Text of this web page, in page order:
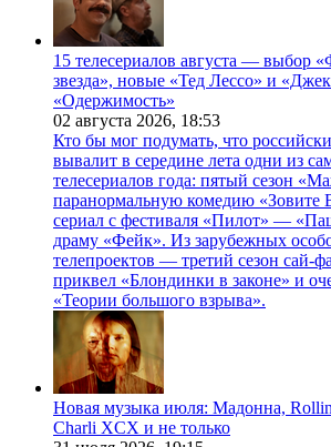
15 телесериалов августа — выбор
звезда», новые «Тед Лессо» и
«Одержимость»
02 августа 2026, 18:53
Кто бы мог подумать, что
вывалит в середине лета одни из
телесериалов года: пятый сезон
паранормальную комедию
сериал с фестиваля «Пилот» —
драму «Фейк». Из зарубежных
телепроектов — третий сезон сай-
приквел «Блондинки в законе» и
«Теории большого взрыва».
Новая музыка июля: Мадонна,
Charli XCX и не только